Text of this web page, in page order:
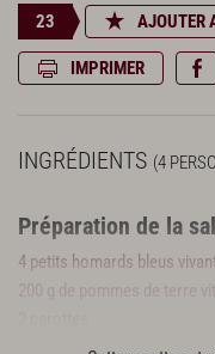
23 AJOUTER
IMPRIMER
INGRÉDIENTS (4
Préparation de la
4 petits homards bleus
200 g de pommes de terre